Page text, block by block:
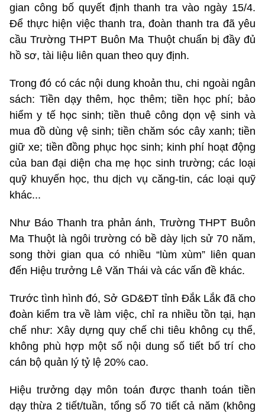
gian công bố quyết định thanh tra vào ngày 15/4.
Để thực hiện việc thanh tra, đoàn thanh tra đã yêu
cầu Trường THPT Buôn Ma Thuột chuẩn bị đầy đủ
hồ sơ, tài liệu liên quan theo quy định.
Trong đó có các nội dung khoản thu, chi ngoài ngân
sách: Tiền dạy thêm, học thêm; tiền học phí; bảo
hiểm y tế học sinh; tiền thuê công dọn vệ sinh và
mua đồ dùng vệ sinh; tiền chăm sóc cây xanh; tiền
giữ xe; tiền đồng phục học sinh; kinh phí hoạt động
của ban đại diện cha mẹ học sinh trường; các loại
quỹ khuyến học, thu dịch vụ căng-tin, các loại quỹ
khác...
Như Báo Thanh tra phản ánh, Trường THPT Buôn
Ma Thuột là ngôi trường có bề dày lịch sử 70 năm,
song thời gian qua có nhiều “lùm xùm” liên quan
đến Hiệu trưởng Lê Văn Thái và các vấn đề khác.
Trước tình hình đó, Sở GD&ĐT tỉnh Đắk Lắk đã cho
đoàn kiểm tra về làm việc, chỉ ra nhiều tồn tại, hạn
chế như: Xây dựng quy chế chi tiêu không cụ thể,
không phù hợp một số nội dung số tiết bố trí cho
cán bộ quản lý tỷ lệ 20% cao.
Hiệu trưởng dạy môn toán được thanh toán tiền
dạy thừa 2 tiết/tuần, tổng số 70 tiết cả năm (không